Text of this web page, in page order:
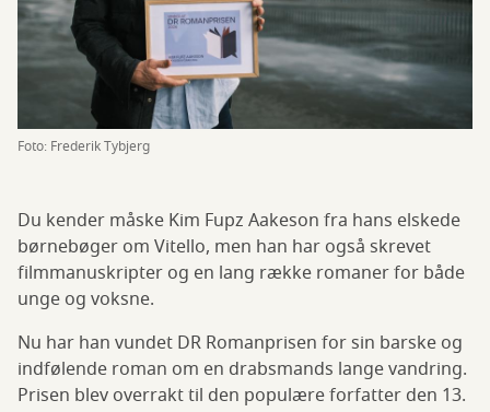
Foto: Frederik Tybjerg
Du kender måske Kim Fupz Aakeson fra hans elskede
børnebøger om Vitello, men han har også skrevet
filmmanuskripter og en lang række romaner for både
unge og voksne.
Nu har han vundet DR Romanprisen for sin barske og
indfølende roman om en drabsmands lange vandring.
Prisen blev overrakt til den populære forfatter den 13.